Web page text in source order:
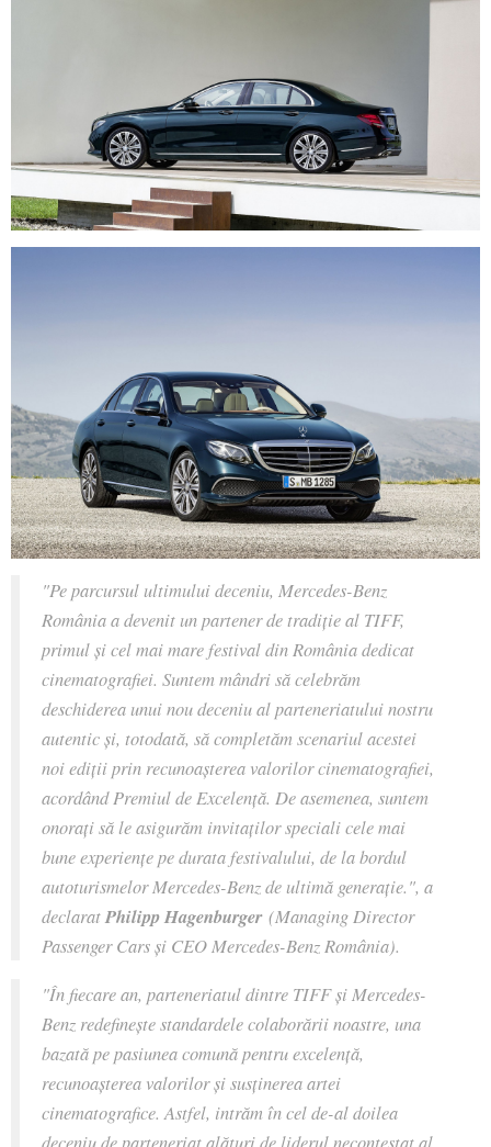
"Pe parcursul ultimului deceniu, Mercedes-Benz
România a devenit un partener de tradiţie al TIFF,
primul și cel mai mare festival din România dedicat
cinematografiei. Suntem mândri să celebrăm
deschiderea unui nou deceniu al parteneriatului nostru
autentic și, totodată, să completăm scenariul acestei
noi ediții prin recunoașterea valorilor cinematografiei,
acordând Premiul de Excelență. De asemenea, suntem
onorați să le asigurăm invitaților speciali cele mai
bune experiențe pe durata festivalului, de la bordul
autoturismelor Mercedes-Benz de ultimă generație.", a
declaratPhilipp Hagenburger(Managing Director
Passenger Cars și CEO Mercedes-Benz România).
"În fiecare an, parteneriatul dintre TIFF și Mercedes-
Benz redefinește standardele colaborării noastre, una
bazată pe pasiunea comună pentru excelență,
recunoașterea valorilor și susținerea artei
cinematografice. Astfel, intrăm în cel de-al doilea
deceniu de parteneriat alături de liderul necontestat al